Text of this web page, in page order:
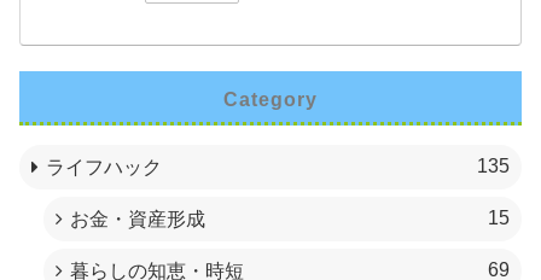
Category
ライフハック 135
お金・資産形成 15
暮らしの知恵・時短 69